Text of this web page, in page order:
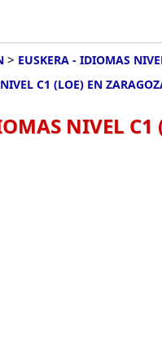
> EUSKERA - IDIOMAS
C1 (LOE) EN
NIVEL